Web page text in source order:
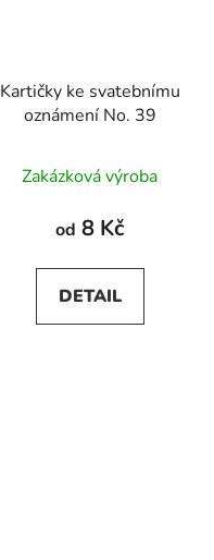
Kartičky ke svatebnímu
oznámení No. 39
Zakázková výroba
od 8 Kč
DETAIL